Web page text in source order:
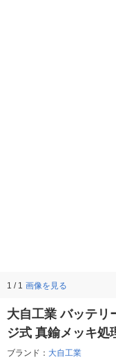
1 / 1 画像を見る
大自工業 バッテリ
ジ式 真鍮メッキ処
ブランド： 大自工業